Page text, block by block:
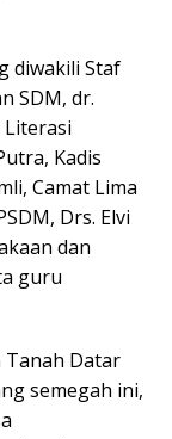
diwakili Staf
SDM, dr.
Literasi
Kadis
Camat Lima
Drs. Elvi
dan
guru
Datar
semegah ini,